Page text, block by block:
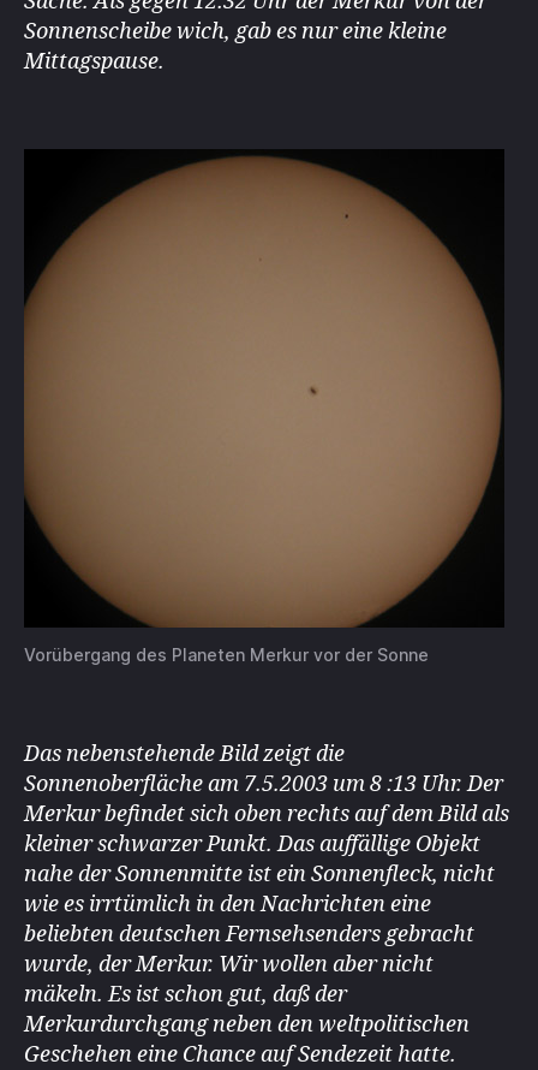
Sonnenscheibe wich, gab es nur eine kleine
Mittagspause.
Vorübergang des Planeten Merkur vor der Sonne
Das nebenstehende Bild zeigt die
Sonnenoberfläche am 7.5.2003 um 8 :13 Uhr. Der
Merkur befindet sich oben rechts auf dem Bild als
kleiner schwarzer Punkt. Das auffällige Objekt
nahe der Sonnenmitte ist ein Sonnenfleck, nicht
wie es irrtümlich in den Nachrichten eine
beliebten deutschen Fernsehsenders gebracht
wurde, der Merkur. Wir wollen aber nicht
mäkeln. Es ist schon gut, daß der
Merkurdurchgang neben den weltpolitischen
Geschehen eine Chance auf Sendezeit hatte.